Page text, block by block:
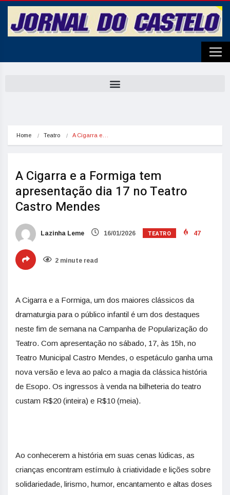
Home Teatro A Cigarra e…
A Cigarra e a Formiga tem
apresentação dia 17 no Teatro
Castro Mendes
Lazinha Leme 16/01/2026 TEATRO 47
2 minute read
A Cigarra e a Formiga, um dos maiores clássicos da
dramaturgia para o público infantil é um dos destaques
neste fim de semana na Campanha de Popularização do
Teatro. Com apresentação no sábado, 17, às 15h, no
Teatro Municipal Castro Mendes, o espetáculo ganha uma
nova versão e leva ao palco a magia da clássica história
de Esopo. Os ingressos à venda na bilheteria do teatro
custam R$20 (inteira) e R$10 (meia).
Ao conhecerem a história em suas cenas lúdicas, as
crianças encontram estímulo à criatividade e lições sobre
solidariedade, lirismo, humor, encantamento e altas doses